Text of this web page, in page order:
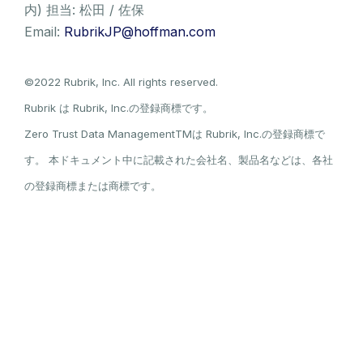
内) 担当: 松田 / 佐保
Email: RubrikJP@hoffman.com
©2022 Rubrik, Inc. All rights reserved.
Rubrik は Rubrik, Inc.の登録商標です。
Zero Trust Data ManagementTMは Rubrik, Inc.の登録商標で
す。 本ドキュメント中に記載された会社名、製品名などは、各社
の登録商標または商標です。